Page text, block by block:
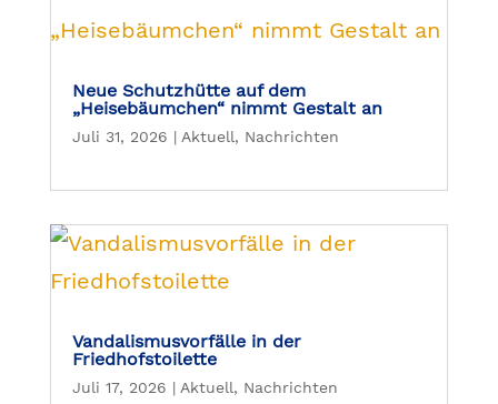
Neue Schutzhütte auf dem
„Heisebäumchen“ nimmt Gestalt an
Juli 31, 2026 | Aktuell, Nachrichten
Vandalismusvorfälle in der
Friedhofstoilette
Juli 17, 2026 | Aktuell, Nachrichten